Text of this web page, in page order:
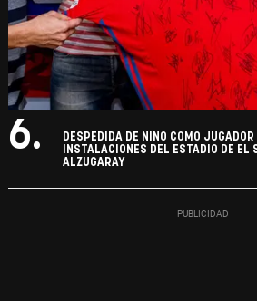
6.
DESPEDIDA DE NINO COMO
INSTALACIONES DEL ESTADIO DE
ALZUGARAY